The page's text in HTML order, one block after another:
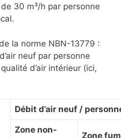
de 30 m³/h par personne
la norme NBN-13779 :
neuf par personne
d’air intérieur (ici,
Débit d’air neuf /
Zone non-
Zone